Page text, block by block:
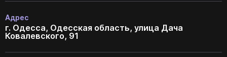
Адрес
г. Одесса, Одесская область, улица Дача
Ковалевского, 91